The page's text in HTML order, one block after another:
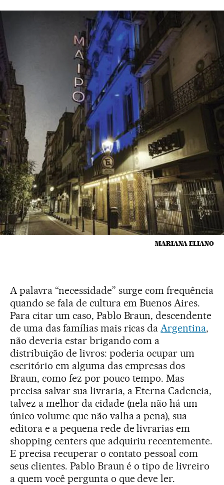
MARIANA ELIANO
A palavra “necessidade” surge com frequência
quando se fala de cultura em Buenos Aires.
Para citar um caso, Pablo Braun, descendente
de uma das famílias mais ricas daArgentina,
não deveria estar brigando com a
distribuição de livros: poderia ocupar um
escritório em alguma das empresas dos
Braun, como fez por pouco tempo. Mas
precisa salvar sua livraria, a Eterna Cadencia,
talvez a melhor da cidade (nela não há um
único volume que não valha a pena), sua
editora e a pequena rede de livrarias em
shopping centers que adquiriu recentemente.
E precisa recuperar o contato pessoal com
seus clientes. Pablo Braun é o tipo de livreiro
a quem você pergunta o que deve ler.